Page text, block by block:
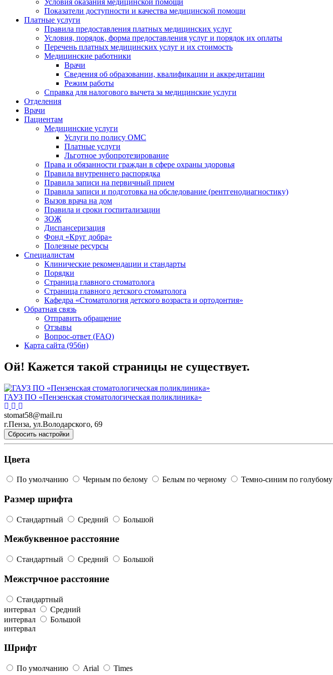
Условия оказания медицинской помощи
Показатели доступности и качества медицинской помощи
Платные услуги
Правила предоставления платных медицинских услуг
Условия, порядок, форма предоставления услуг и порядок их оплаты
Перечень платных медицинских услуг и их стоимость
Медицинские работники
Врачи
Сведения об образовании, квалификации и аккредитации
Режим работы
Справка для налогового вычета за медицинские услуги
Отделения
Врачи
Пациентам
Медицинские услуги
Услуги по полису ОМС
Платные услуги
Льготное зубопротезирование
Права и обязанности граждан в сфере охраны здоровья
Правила внутреннего распорядка
Правила записи на первичный прием
Правила записи и подготовка на обследование (рентгенодиагностику)
Вызов врача на дом
Правила и сроки госпитализации
ЗОЖ
Диспансеризация
Фонд «Круг добра»
Полезные ресурсы
Специалистам
Клинические рекомендации и стандарты
Порядки
Страница главного стоматолога
Страница главного детского стоматолога
Кафедра «Стоматология детского возраста и ортодонтия»
Обратная связь
Отправить обращение
Отзывы
Вопрос-ответ (FAQ)
Карта сайта (956н)
Ой! Кажется такой страницы не существует.
ГАУЗ ПО «Пензенская стоматологическая поликлиника»
stomat58@mail.ru
г.Пенза, ул.Володарского, 69
Сбросить настройки
Цвета
По умолчанию Черным по белому Белым по черному Темно-синим по голубому
Размер шрифта
Стандартный Средний Большой
Межбуквенное расстояние
Стандартный Средний Большой
Межстрчное расстояние
Стандартный
интервал
Средний
интервал
Большой
интервал
Шрифт
По умолчанию Arial Times